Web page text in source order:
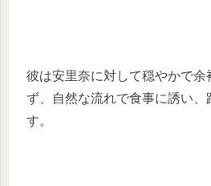
彼は安里奈に対して穏やかで余
ず、自然な流れで食事に誘い、
す。